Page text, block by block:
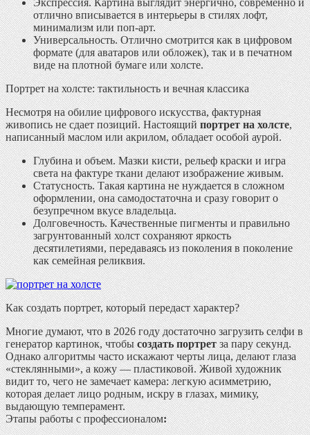
отлично вписывается в интерьеры в стилях лофт,
минимализм или поп-арт.
Универсальность.Отлично смотрится как в цифровом
формате (для аватаров или обложек), так и в печатном
виде на плотной бумаге или холсте.
Портрет на холсте: тактильность и вечная классика
Несмотря на обилие цифрового искусства, фактурная
живопись не сдает позиций. Настоящийпортрет на холсте,
написанный маслом или акрилом, обладает особой аурой.
Глубина и объем.Мазки кисти, рельеф краски и игра
света на фактуре ткани делают изображение живым.
Статусность.Такая картина не нуждается в сложном
оформлении, она самодостаточна и сразу говорит о
безупречном вкусе владельца.
Долговечность.Качественные пигменты и правильно
загрунтованный холст сохраняют яркость
десятилетиями, передаваясь из поколения в поколение
как семейная реликвия.
Как создать портрет, который передаст характер?
Многие думают, что в 2026 году достаточно загрузить селфи в
генератор картинок, чтобысоздать портретза пару секунд.
Однако алгоритмы часто искажают черты лица, делают глаза
«стеклянными», а кожу — пластиковой. Живой художник
видит то, чего не замечает камера: легкую асимметрию,
которая делает лицо родным, искру в глазах, мимику,
выдающую темперамент.
Этапы работы с профессионалом: